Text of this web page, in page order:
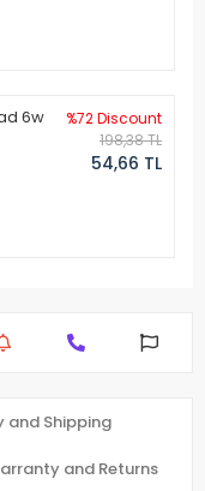
6w
%72 Discount
198,38 TL
54,66 TL
and Shipping
and Returns